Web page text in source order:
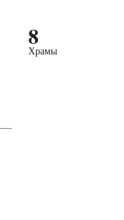
8
Храмы